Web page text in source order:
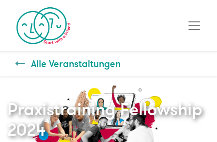
Alle Veranstaltungen
Praxistraining Fellowship
2024